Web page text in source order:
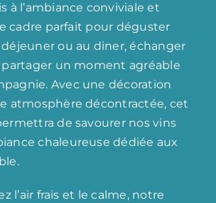
à l’ambiance conviviale et
cadre parfait pour déguster
ou au diner, échanger
partager un moment agréable
Avec une décoration
atmosphère décontractée, cet
de savourer nos vins
chaleureuse dédiée aux
l’air frais et le calme, notre